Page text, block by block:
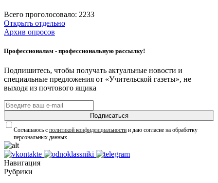
Всего проголосовало: 2233
Открыть отдельно
Архив опросов
Профессионалам - профессиональную рассылку!
Подпишитесь, чтобы получать актуальные новости и
специальные предложения от «Учительской газеты», не
выходя из почтового ящика
Подписаться
Соглашаюсь с политикой конфиденциальности и даю согласие на обработку
персональных данных
Навигация
Рубрики